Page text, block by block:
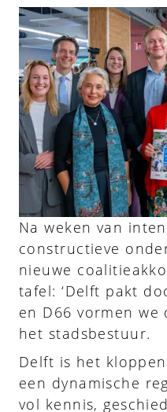
Na weken van
constructieve
nieuwe
tafel: ‘Delft pakt
en D66 vormen
het stadsbestuur.
Delft is het
een dynamische
vol kennis,